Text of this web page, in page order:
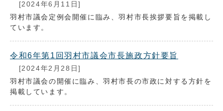
[2024年6月11日]
羽村市議会定例会開催に臨み、羽村市長挨拶要旨を掲載し
ています。
令和6年第1回羽村市議会市長施政方針要旨
[2024年2月28日]
羽村市議会の開催に臨み、羽村市長の市政に対する方針を
掲載しています。